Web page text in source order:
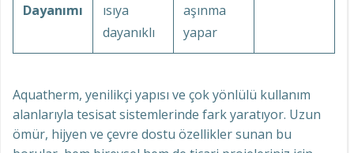
Dayanımı
ısıya
dayanıklı
aşınma
yapar
Aquatherm, yenilikçi yapısı ve çok yönlülü kullanım
alanlarıyla tesisat sistemlerinde fark yaratıyor. Uzun
ömür, hijyen ve çevre dostu özellikler sunan bu